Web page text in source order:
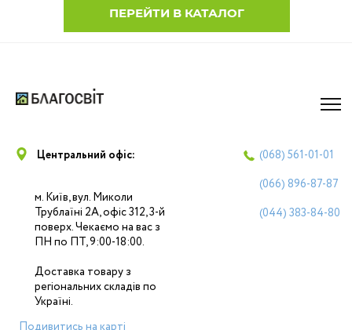
ПЕРЕЙТИ В КАТАЛОГ
Центральний офіс:
м. Київ, вул. Миколи
Трублаїні 2А, офіс 312, 3-й
поверх. Чекаємо на вас з
ПН по ПТ, 9:00-18:00.
Доставка товару з
регіональних складів по
Україні.
Подивитись на карті
(068) 561-01-01
(066) 896-87-87
(044) 383-84-80